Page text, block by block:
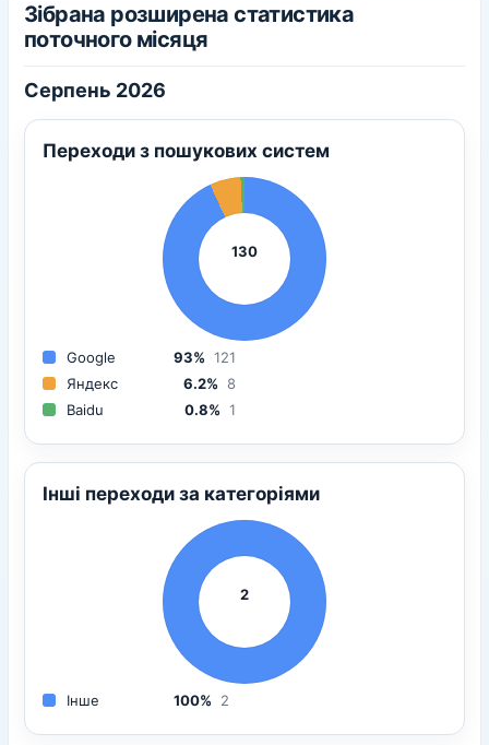
Зібрана розширена статистика
поточного місяця
Серпень 2026
Переходи з пошукових систем
130
Google 93% 121
Яндекс
6.2% 8
Baidu
0.8% 1
Інші переходи за категоріями
2
Інше 100% 2